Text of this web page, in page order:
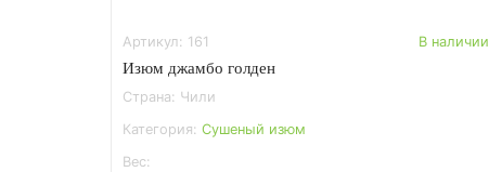
Артикул: 161 В наличии
Изюм джамбо голден
Страна: Чили
Категория: Сушеный изюм
Вес: